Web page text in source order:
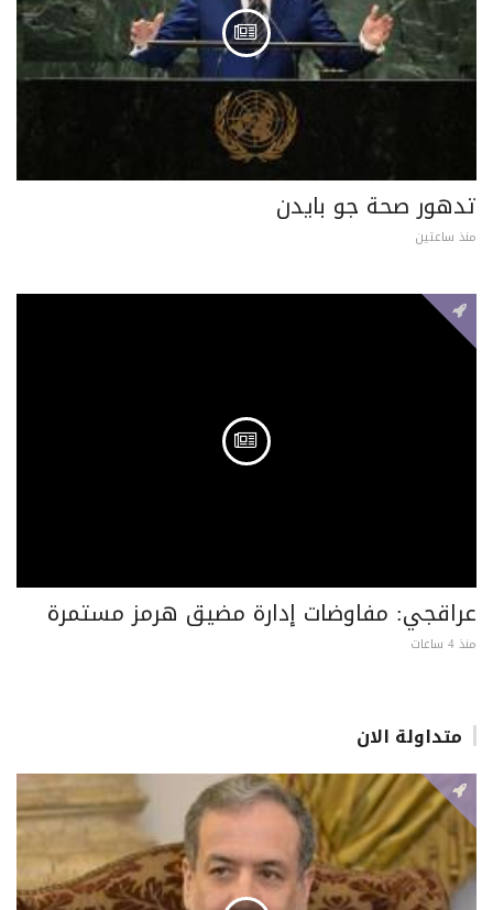
تدهور صحة جو بايدن
منذ ساعتين
عراقجي: مفاوضات إدارة مضيق هرمز مستمرة
منذ 4 ساعات
متداولة الان